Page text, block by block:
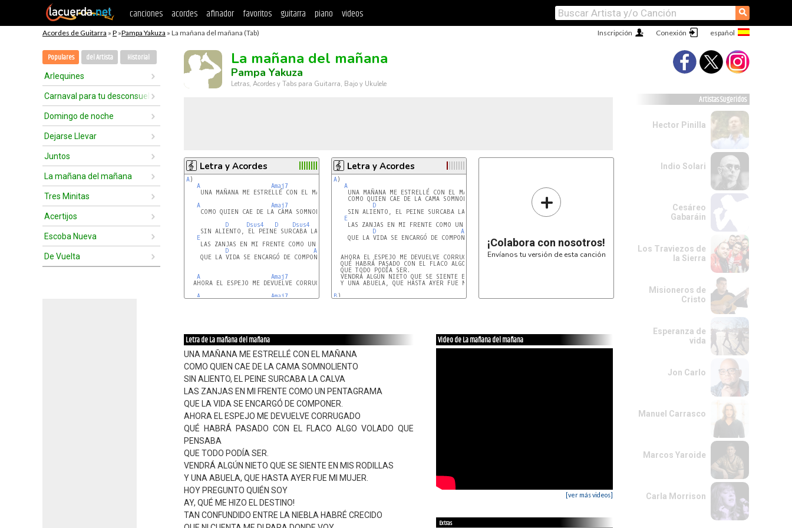
canciones acordes afinador favoritos guitarra piano videos ⚲
Acordes de Guitarra » P »Pampa Yakuza » La mañana del mañana (Tab) Conexión
Inscripción
Populares del Artista Historial
Arlequines
Carnaval para tu desconsuelo
Domingo de noche
Dejarse Llevar
Juntos
La mañana del mañana
Tres Minitas
Acertijos
Escoba Nueva
De Vuelta
La mañana del mañana
Pampa Yakuza
Letras, Acordes y Tabs para Guitarra, Bajo y Ukulele
Letra y Acordes
A)
A
Amaj7
    UNA MAÑANA ME ESTRELLÉ CON EL MAÑANA
A
Amaj7
    COMO QUIEN CAE DE LA CAMA SOMNOLIENTO
D
Dsus4 D Dsus4
    SIN ALIENTO, EL PEINE SURCABA LA CALVA
E
    LAS ZANJAS EN MI FRENTE COMO UN PENTAGRAMA
D
A
    QUE LA VIDA SE ENCARGÓ DE COMPONER.
A
Amaj7
  AHORA EL ESPEJO ME DEVUELVE CORRUGADO
A
Amaj7
Letra y Acordes
A)
A
    UNA MAÑANA ME ESTRELLÉ CON EL MAÑANA
    COMO QUIEN CAE DE LA CAMA SOMNOLIENTO
D
    SIN ALIENTO, EL PEINE SURCABA LA CALVA
E
    LAS ZANJAS EN MI FRENTE COMO UN PENTAGRAMA
D
A
    QUE LA VIDA SE ENCARGÓ DE COMPONER.
  AHORA EL ESPEJO ME DEVUELVE CORRUGADO
  QUÉ HABRÁ PASADO CON EL FLACO ALGO VOLADO QUE PENSABA
  QUE TODO PODÍA SER.
  VENDRÁ ALGÚN NIETO QUE SE SIENTE EN MIS RODILLAS
  Y UNA ABUELA, QUE HASTA AYER FUE MI MUJER.
B )
+
¡Colabora con nosotros!
Envíanos tu versión de esta canción
Letra de La mañana del mañana
UNA MAÑANA ME ESTRELLÉ CON EL MAÑANA
COMO QUIEN CAE DE LA CAMA SOMNOLIENTO
SIN ALIENTO, EL PEINE SURCABA LA CALVA
LAS ZANJAS EN MI FRENTE COMO UN PENTAGRAMA
QUE LA VIDA SE ENCARGÓ DE COMPONER.
AHORA EL ESPEJO ME DEVUELVE CORRUGADO
QUÉ HABRÁ PASADO CON EL FLACO ALGO VOLADO QUE
PENSABA
QUE TODO PODÍA SER.
VENDRÁ ALGÚN NIETO QUE SE SIENTE EN MIS RODILLAS
Y UNA ABUELA, QUE HASTA AYER FUE MI MUJER.
HOY PREGUNTO QUIÉN SOY
AY, QUÉ ME HIZO EL DESTINO!
TAN CONFUNDIDO ENTRE LA NIEBLA HABRÉ CRECIDO
Video de La mañana del mañana
[ver más videos]
Extras
Artistas Sugeridos
Hector Pinilla
Indio Solari
Cesáreo
Gabaráin
Los Traviezos de
la Sierra
Misioneros de
Cristo
Esperanza de
vida
Jon Carlo
Manuel Carrasco
Marcos Yaroide
Carla Morrison